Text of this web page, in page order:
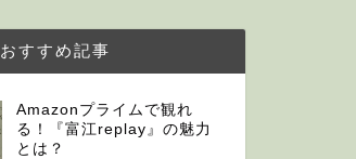
おすすめ記事
Amazonプライムで観れ
る！『富江replay』の魅力
とは？